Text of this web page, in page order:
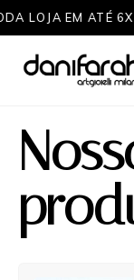
LOJA EM ATÉ